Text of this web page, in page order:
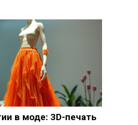
в моде: 3D-печать